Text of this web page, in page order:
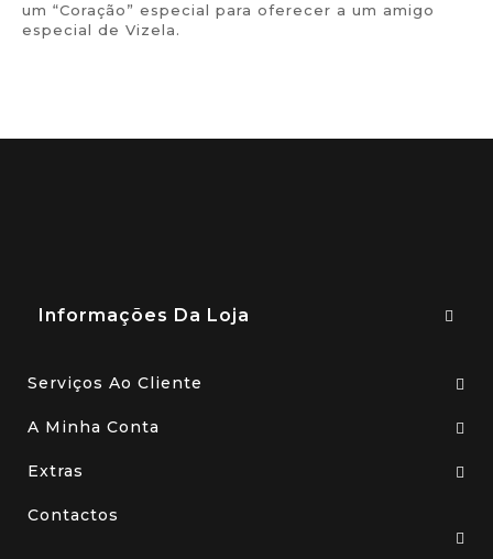
um “Coração” especial para oferecer a um amigo
especial de Vizela.
Informações Da Loja
Serviços Ao Cliente
A Minha Conta
Extras
Contactos